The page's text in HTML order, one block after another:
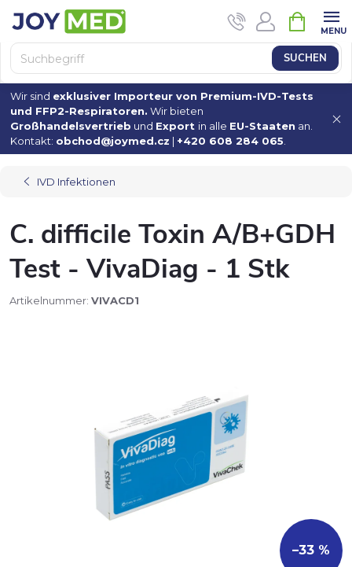
Inhalt
springen
SUCHEN
Wir sind exklusiver Importeur von Premium-IVD-Tests
und FFP2-Respiratoren. Wir bieten
Großhandelsvertrieb und Export in alle EU-Staaten an.
Kontakt: obchod@joymed.cz | +420 608 284 065
IVD Infektionen
C. difficile Toxin A/B+GDH
Test - VivaDiag - 1 Stk
Artikelnummer: VIVACD1
–33 %